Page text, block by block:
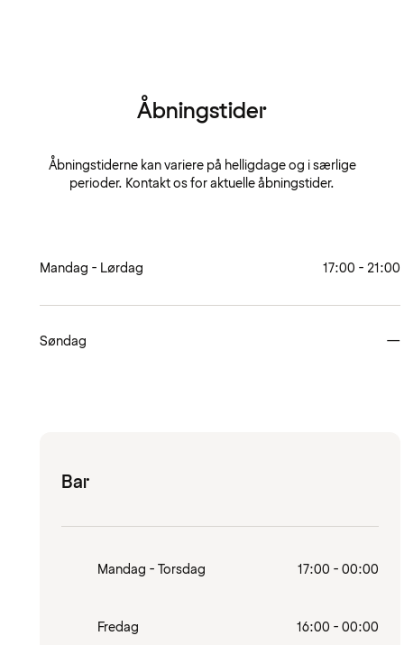
Åbningstider
Åbningstiderne kan variere på helligdage og i særlige
perioder. Kontakt os for aktuelle åbningstider.
Mandag - Lørdag 17:00 - 21:00
Søndag —
Bar
Mandag - Torsdag 17:00 - 00:00
Fredag 16:00 - 00:00